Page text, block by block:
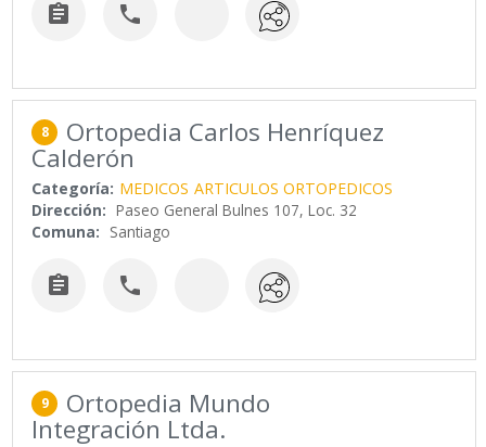
 
8 Ortopedia Carlos Henríquez
Calderón
Categoría: MEDICOS ARTICULOS ORTOPEDICOS
Dirección: Paseo General Bulnes 107, Loc. 32
Comuna: Santiago
 
9 Ortopedia Mundo
Integración Ltda.